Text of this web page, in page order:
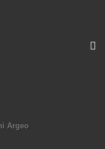
Argeo